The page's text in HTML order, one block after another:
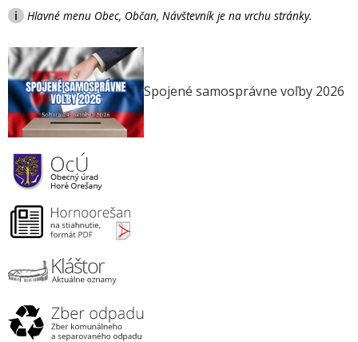
i Hlavné menu Obec, Občan, Návštevník je na vrchu stránky.
Spojené samosprávne voľby 2026